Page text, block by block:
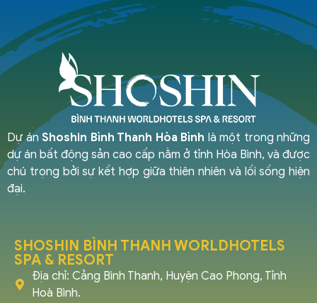
Dự án Shoshin Bình Thanh Hòa Bình là một trong những
dự án bất động sản cao cấp nằm ở tỉnh Hòa Bình, và được
chú trọng bởi sự kết hợp giữa thiên nhiên và lối sống hiện
đại.
SHOSHIN BÌNH THANH WORLDHOTELS
SPA & RESORT
Địa chỉ: Cảng Bình Thanh, Huyện Cao Phong, Tỉnh
Hoà Bình.